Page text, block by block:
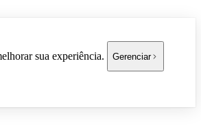
sua experiência. Gerenciar